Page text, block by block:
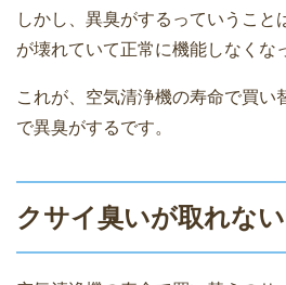
しかし、異臭がするっていうこと
が壊れていて正常に機能しなくな
これが、空気清浄機の寿命で買い
で異臭がするです。
クサイ臭いが取れない